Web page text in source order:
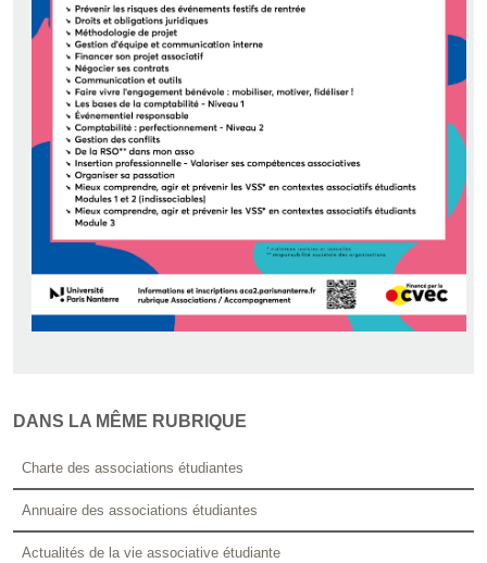
DANS LA MÊME RUBRIQUE
Charte des associations étudiantes
Annuaire des associations étudiantes
Actualités de la vie associative étudiante